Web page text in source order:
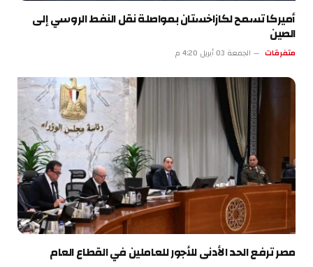
أميركا تسمح لكازاخستان بمواصلة نقل النفط الروسي إلى
الصين
متفرقات الجمعة 03 أبريل 4:20 م
مصر ترفع الحد الأدنى للأجور للعاملين في القطاع العام